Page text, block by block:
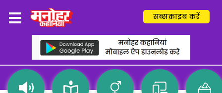
सब्सक्राइब करें